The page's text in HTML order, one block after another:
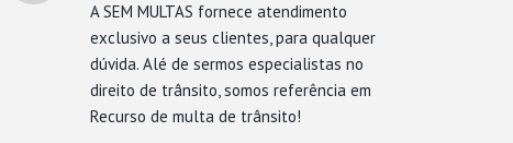
A SEM MULTAS fornece atendimento
exclusivo a seus clientes, para qualquer
dúvida. Alé de sermos especialistas no
direito de trânsito, somos referência em
Recurso de multa de trânsito!